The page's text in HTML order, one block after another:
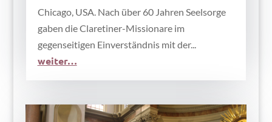
Chicago, USA. Nach über 60 Jahren Seelsorge
gaben die Claretiner-Missionare im
gegenseitigen Einverständnis mit der...
weiter…